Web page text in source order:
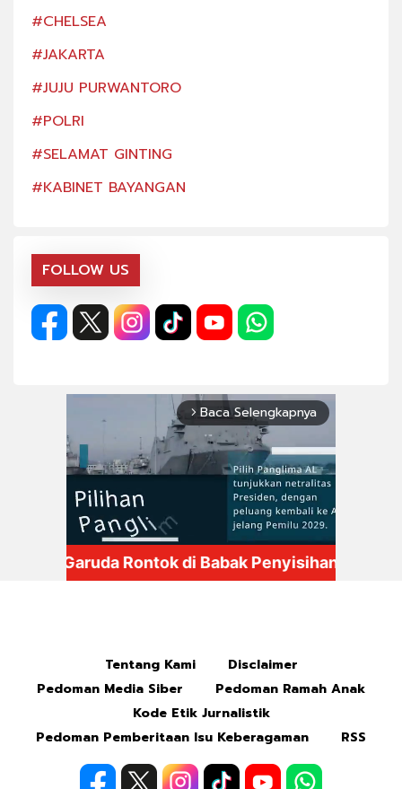
#CHELSEA
#JAKARTA
#JUJU PURWANTORO
#POLRI
#SELAMAT GINTING
#KABINET BAYANGAN
FOLLOW US
arrow_forward_ios Baca Selengkapnya
Tentang Kami
Disclaimer
Pedoman Media Siber
Pedoman Ramah Anak
Kode Etik Jurnalistik
Pedoman Pemberitaan Isu Keberagaman
RSS